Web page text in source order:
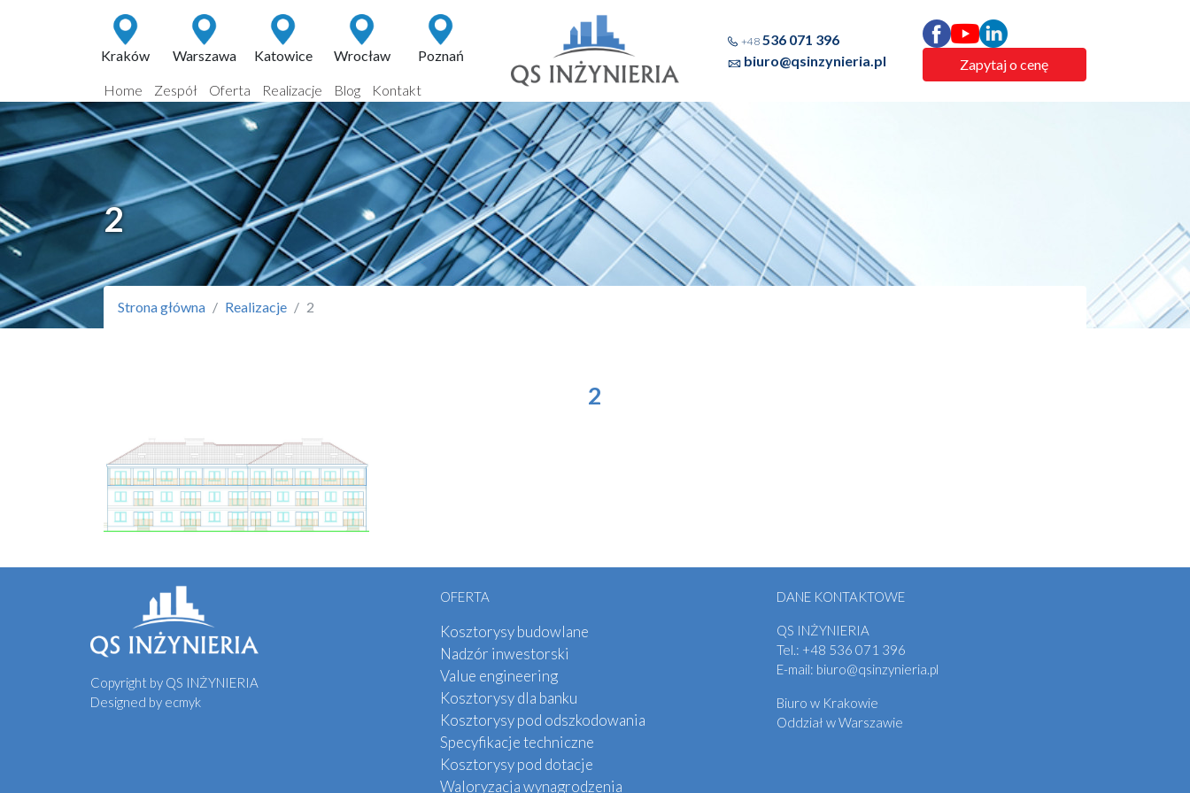
Kraków Warszawa Katowice Wrocław Poznań
Home Zespół Oferta Realizacje Blog Kontakt
+48 536 071 396
biuro@qsinzynieria.pl
Zapytaj o cenę
2
Strona główna Realizacje 2
2
Copyright by QS INŻYNIERIA
Designed by ecmyk
OFERTA
Kosztorysy budowlane
Nadzór inwestorski
Value engineering
Kosztorysy dla banku
Kosztorysy pod odszkodowania
Specyfikacje techniczne
Kosztorysy pod dotacje
Waloryzacja wynagrodzenia
DANE KONTAKTOWE
QS INŻYNIERIA
Tel.: +48 536 071 396
E-mail: biuro@qsinzynieria.pl
Biuro w Krakowie
Oddział w Warszawie